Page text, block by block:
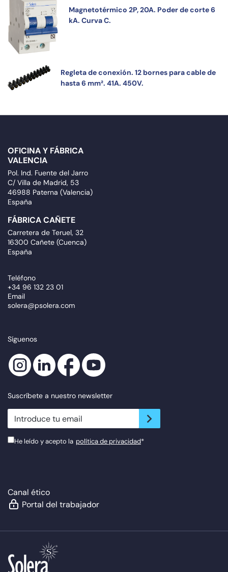
Magnetotérmico 2P, 20A. Poder de corte 6
kA. Curva C.
Regleta de conexión. 12 bornes para cable de
hasta 6 mm². 41A. 450V.
OFICINA Y FÁBRICA
VALENCIA
Pol. Ind. Fuente del Jarro
C/ Villa de Madrid, 53
46988 Paterna (Valencia)
España
FÁBRICA CAÑETE
Carretera de Teruel, 32
16300 Cañete (Cuenca)
España
Teléfono
+34 96 132 23 01
Email
solera@psolera.com
Síguenos
Suscríbete a nuestro newsletter
newsletter.suscribe
He leído y acepto la política de privacidad*
Canal ético
Portal del trabajador